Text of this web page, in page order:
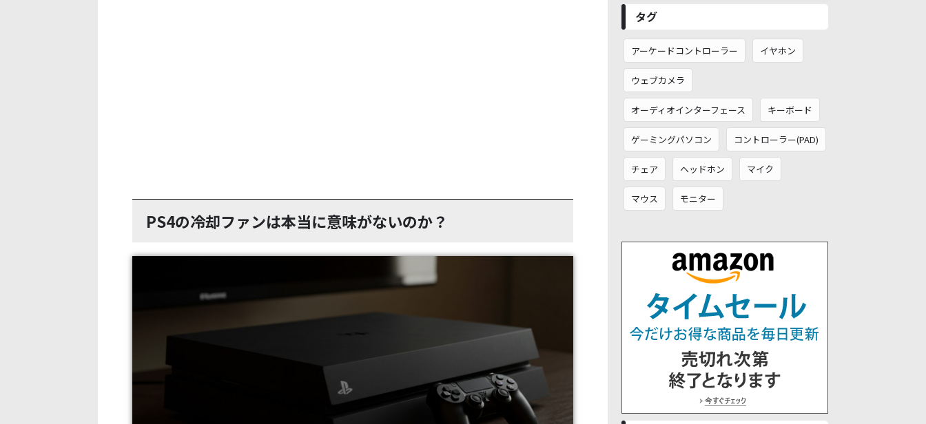
PS4の冷却ファンは本当に意味がないのか？
タグ
アーケードコントローラー イヤホン
ウェブカメラ
オーディオインターフェース キーボード
ゲーミングパソコン コントローラー(PAD)
チェア ヘッドホン マイク
マウス モニター